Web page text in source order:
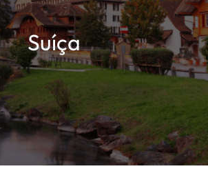
Suíça